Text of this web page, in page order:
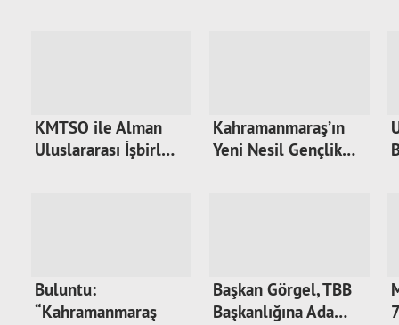
KMTSO ile Alman
Uluslararası İşbirl…
Kahramanmaraş’ın
Yeni Nesil Gençlik…
Buluntu:
“Kahramanmaraş
Başkan Görgel, TBB
Başkanlığına Ada…